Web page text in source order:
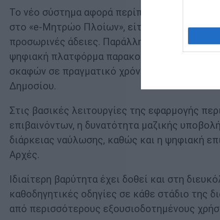
Το νέο σύστημα αφορά περίπου 7.500
στο «e-Μητρώο Πλοίων», είτε βρίσκονται σε
προσωρινές άδειες. Παράλληλα, σύμφωνα με
ψηφιακή πλατφόρμα παρακολούθησης και
σκαφών σε πραγματικό χρόνο, με
Δημοσίου.
Στις βασικές λειτουργίες της εφαρμογής
επιβαινόντων, η δυνατότητα μαζικής
διάρκειας ναύλωσης, καθώς και η ψηφιακή
Αρχές.
Ιδιαίτερη βαρύτητα έχει δοθεί και στη
καθοδηγητικές οδηγίες σε κάθε στάδιο της
από περισσότερους εξουσιοδοτημένους